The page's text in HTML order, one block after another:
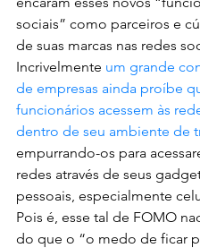
sociais” como parceiros e
de suas marcas nas redes
Incrivelmente um grande
de empresas ainda proíbe
funcionários acessem às
dentro de seu ambiente de
empurrando-os para
redes através de seus
pessoais, especialmente
Pois é, esse tal de FOMO
do que o “o medo de ficar